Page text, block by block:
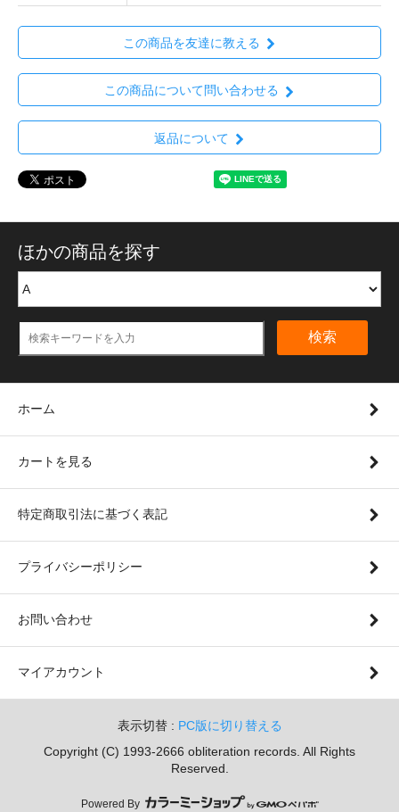
この商品を友達に教える
この商品について問い合わせる
返品について
ほかの商品を探す
検索
ホーム
カートを見る
特定商取引法に基づく表記
プライバシーポリシー
お問い合わせ
マイアカウント
表示切替 : PC版に切り替える
Copyright (C) 1993-2666 obliteration records. All Rights
Reserved.
Powered By